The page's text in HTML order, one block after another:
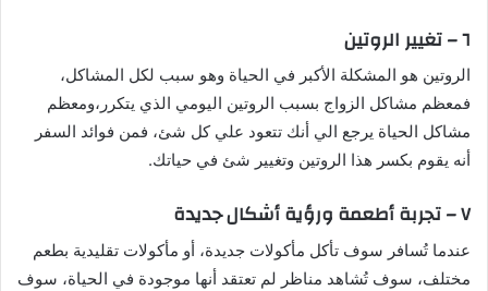
٦ – تغيير الروتين
الروتين هو المشكلة الأكبر في الحياة وهو سبب لكل المشاكل،
فمعظم مشاكل الزواج بسبب الروتين اليومي الذي يتكرر،ومعظم
مشاكل الحياة يرجع الي أنك تتعود علي كل شئ، فمن فوائد السفر
أنه يقوم بكسر هذا الروتين وتغيير شئ في حياتك.
٧ – تجربة أطعمة ورؤية أشكال جديدة
عندما تُسافر سوف تأكل مأكولات جديدة، أو مأكولات تقليدية بطعم
مختلف، سوف تُشاهد مناظر لم تعتقد أنها موجودة في الحياة، سوف